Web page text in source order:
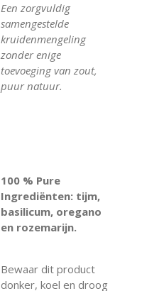
Een zorgvuldig
samengestelde
kruidenmengeling
zonder enige
toevoeging van zout,
puur natuur.
100 % Pure
Ingrediënten: tijm,
basilicum, oregano
en rozemarijn.
Bewaar dit product
donker, koel en droog